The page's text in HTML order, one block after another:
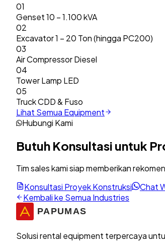
01
Genset 10 – 1.100 kVA
02
Excavator 1 – 20 Ton (hingga PC200)
03
Air Compressor Diesel
04
Tower Lamp LED
05
Truck CDD & Fuso
Lihat Semua Equipment
Hubungi Kami
Butuh Konsultasi untuk
Tim sales kami siap memberikan
Konsultasi Proyek Konstruksi
Chat
Kembali ke Semua Industries
Solusi rental equipment terpercaya